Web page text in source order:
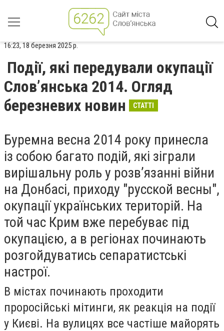
16:23, 18 березня 2025 р.
Події, які передували окупації
Слов’янська 2014. Огляд
березневих новин
СТАТТІ
Буремна весна 2014 року принесла
із собою багато подій, які зіграли
вирішальну роль у розв’язанні війни
на Донбасі, приходу "русской весны",
окупації українських територій. На
той час Крим вже перебуває під
окупацією, а в регіонах починають
розгойдуватись сепаратистські
настрої.
В містах починають проходити
проросійські мітинги, як реакція на події
у Києві. На вулицях все частіше майорять